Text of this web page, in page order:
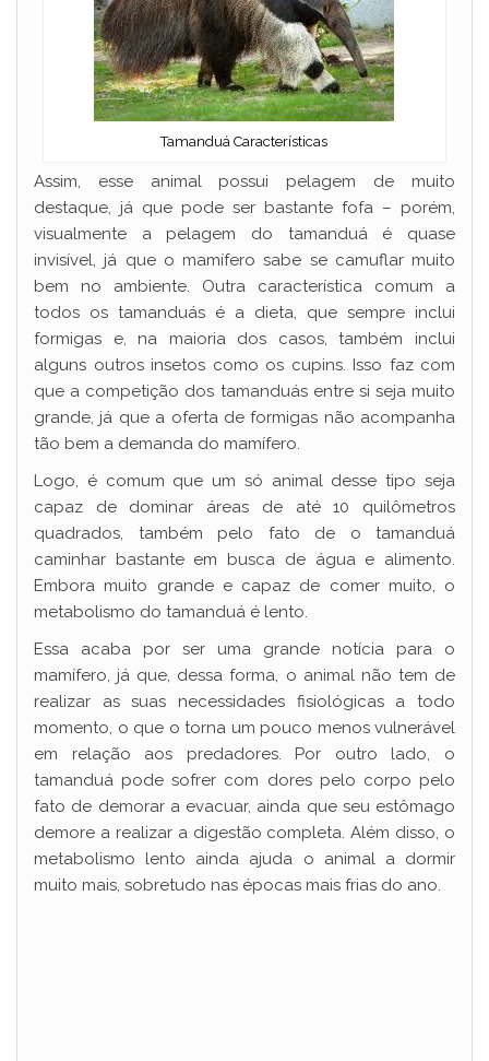
Tamanduá Características
Assim, esse animal possui pelagem de muito
destaque, já que pode ser bastante fofa – porém,
visualmente a pelagem do tamanduá é quase
invisível, já que o mamífero sabe se camuflar muito
bem no ambiente. Outra característica comum a
todos os tamanduás é a dieta, que sempre inclui
formigas e, na maioria dos casos, também inclui
alguns outros insetos como os cupins. Isso faz com
que a competição dos tamanduás entre si seja muito
grande, já que a oferta de formigas não acompanha
tão bem a demanda do mamífero.
Logo, é comum que um só animal desse tipo seja
capaz de dominar áreas de até 10 quilômetros
quadrados, também pelo fato de o tamanduá
caminhar bastante em busca de água e alimento.
Embora muito grande e capaz de comer muito, o
metabolismo do tamanduá é lento.
Essa acaba por ser uma grande notícia para o
mamífero, já que, dessa forma, o animal não tem de
realizar as suas necessidades fisiológicas a todo
momento, o que o torna um pouco menos vulnerável
em relação aos predadores. Por outro lado, o
tamanduá pode sofrer com dores pelo corpo pelo
fato de demorar a evacuar, ainda que seu estômago
demore a realizar a digestão completa. Além disso, o
metabolismo lento ainda ajuda o animal a dormir
muito mais, sobretudo nas épocas mais frias do ano.